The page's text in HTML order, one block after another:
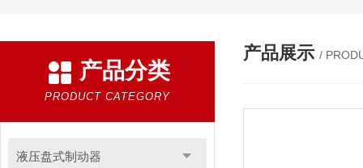
产品分类
PRODUCT CATEGORY
液压盘式制动器
产品展示 /